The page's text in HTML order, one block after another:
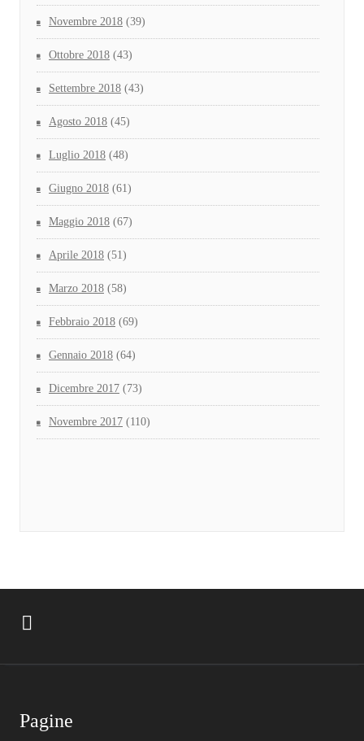
Novembre 2018 (39)
Ottobre 2018 (43)
Settembre 2018 (43)
Agosto 2018 (45)
Luglio 2018 (48)
Giugno 2018 (61)
Maggio 2018 (67)
Aprile 2018 (51)
Marzo 2018 (58)
Febbraio 2018 (69)
Gennaio 2018 (64)
Dicembre 2017 (73)
Novembre 2017 (110)
Pagine